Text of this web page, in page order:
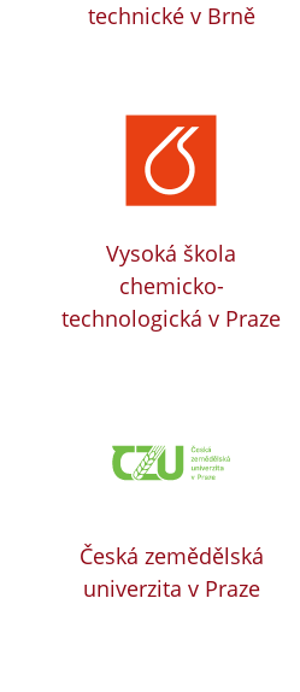
technické v Brně
Vysoká škola
chemicko-
technologická v Praze
Česká zemědělská
univerzita v Praze